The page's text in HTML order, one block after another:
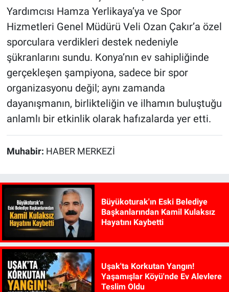
Yardımcısı Hamza Yerlikaya’ya ve Spor
Hizmetleri Genel Müdürü Veli Ozan Çakır’a özel
sporculara verdikleri destek nedeniyle
şükranlarını sundu. Konya’nın ev sahipliğinde
gerçekleşen şampiyona, sadece bir spor
organizasyonu değil; aynı zamanda
dayanışmanın, birlikteliğin ve ilhamın buluştuğu
anlamlı bir etkinlik olarak hafızalarda yer etti.
Muhabir: HABER MERKEZİ
Büyükoturak'ın Eski Belediye
Başkanlarından Kamil Kulaksız
Hayatını Kaybetti
Uşak'ta Korkutan Yangın!
Yaşamışlar Köyü'nde Ev Alevlere
Teslim Oldu